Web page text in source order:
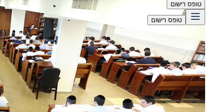
טופס רישום
טופס רישום